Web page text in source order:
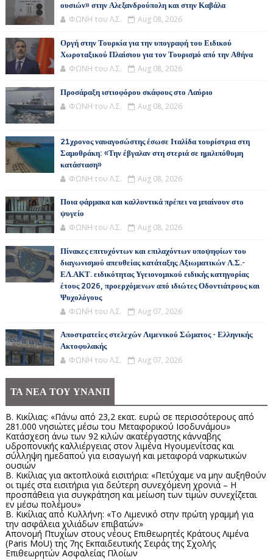
ουσιών» στην Αλεξανδρούπολη και στην Καβάλα
ΦΩΝΗ του Λ.Σ. Aug 08, 2026
Οργή στην Τουρκία για την υπογραφή του Ειδικού
Χωροταξικού Πλαίσιου για τον Τουρισμό από την Αθήνα
ΦΩΝΗ του Λ.Σ. Aug 08, 2026
Προσάραξη ιστιοφόρου σκάφους στο Λαύριο
ΦΩΝΗ του Λ.Σ. Aug 08, 2026
21χρονος ναυαγοσώστης έσωσε Ιταλίδα τουρίστρια στη
Σαμοθράκη: «Την έβγαλαν στη στεριά σε ημιλιπόθυμη
κατάσταση»
ΦΩΝΗ του Λ.Σ. Aug 08, 2026
Ποια φάρμακα και καλλυντικά πρέπει να μπαίνουν στο
ψυγείο
ΦΩΝΗ του Λ.Σ. Aug 08, 2026
Πίνακες επιτυχόντων και επιλαχόντων υποψηφίων του
διαγωνισμού απευθείας κατάταξης Αξιωματικών Λ.Σ.-
ΕΛ.ΑΚΤ. ειδικότητας Υγειονομικού ειδικής κατηγορίας
έτους 2026, προερχόμενων από ιδιώτες Οδοντιάτρους και
Ψυχολόγους
ΦΩΝΗ του Λ.Σ. Aug 07, 2026
Αποστρατείες στελεχών Λιμενικού Σώματος - Ελληνικής
Ακτοφυλακής
ΦΩΝΗ του Λ.Σ. Aug 07, 2026
ΤΑ ΝΕΑ ΤΟΥ ΥΝΑΝΠ
Β. Κικίλιας: «Πάνω από 23,2 εκατ. ευρώ σε περισσότερους από
281.000 νησιώτες μέσω του Μεταφορικού Ισοδυνάμου»
Κατάσχεση άνω των 92 κιλών ακατέργαστης κάνναβης
υδροπονικής καλλιέργειας στον λιμένα Ηγουμενίτσας και
σύλληψη ημεδαπού για εισαγωγή και μεταφορά ναρκωτικών
ουσιών
Β. Κικίλιας για ακτοπλοϊκά εισιτήρια: «Πετύχαμε να μην αυξηθούν
οι τιμές στα εισιτήρια για δεύτερη συνεχόμενη χρονιά – Η
προσπάθεια για συγκράτηση και μείωση των τιμών συνεχίζεται
εν μέσω πολέμου»
Β. Κικίλιας από Κυλλήνη: «Το Λιμενικό στην πρώτη γραμμή για
την ασφάλεια χιλιάδων επιβατών»
Απονομή Πτυχίων στους νέους Επιθεωρητές Κράτους Λιμένα
(Paris MoU) της 7ης Εκπαιδευτικής Σειράς της Σχολής
Επιθεωρητών Ασφαλείας Πλοίων